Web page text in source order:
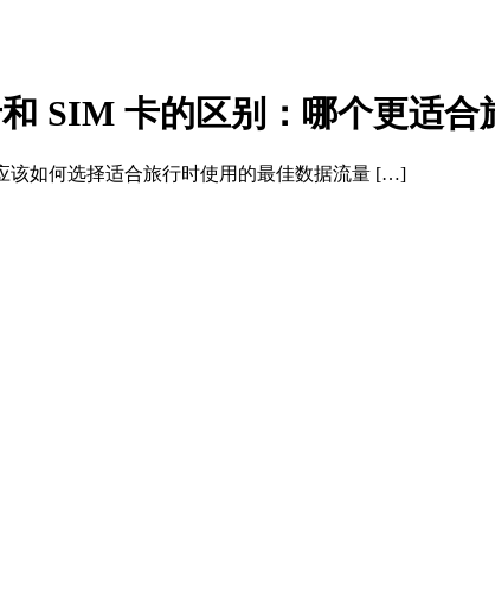
SIM 卡的区别：哪个更适合
该如何选择适合旅行时使用的最佳数据流量 […]